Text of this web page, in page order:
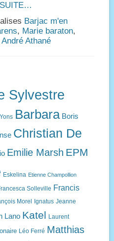
Barjac m'en
, Marie baraton,
Athané
Sylvestre
Barbara Boris
Christian De
Emilie Marsh EPM
Eskelina Etienne Champollion
Solleville Francis
Morel Ignatus Jeanne
Lano Katel Laurent
Léo Ferré Matthias